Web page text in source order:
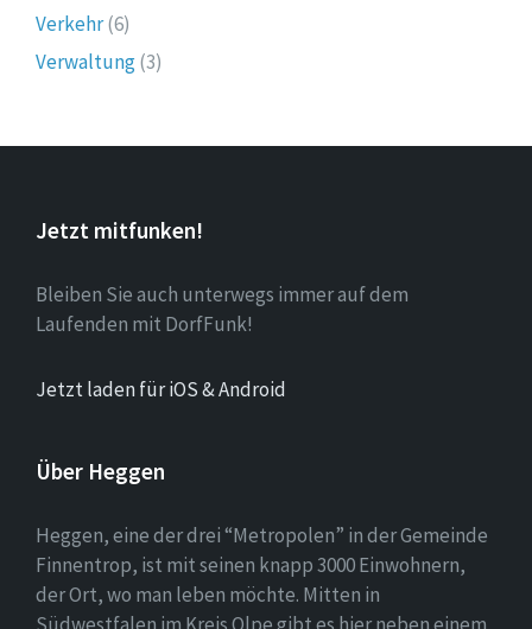
Verkehr(6)
Verwaltung(3)
Jetzt mitfunken!
Bleiben Sie auch unterwegs immer auf dem
Laufenden mit DorfFunk!
Jetzt laden für iOS & Android
Über Heggen
Heggen, eine der drei “Metropolen” in der Gemeinde
Finnentrop, ist mit seinen knapp 3000 Einwohnern,
der Ort, wo man leben möchte. Mitten in